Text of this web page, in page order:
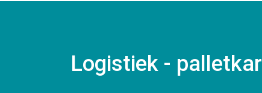
Logistiek - palletkar